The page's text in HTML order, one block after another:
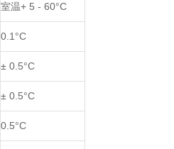
室温+ 5 - 60°C
0.1°C
± 0.5°C
± 0.5°C
0.5°C